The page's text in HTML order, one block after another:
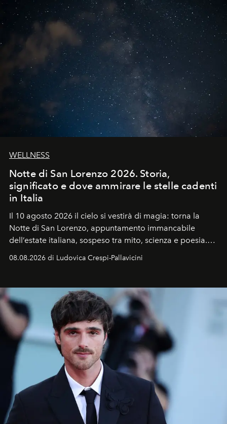
WELLNESS
Notte di San Lorenzo 2026. Storia,
significato e dove ammirare le stelle cadenti
in Italia
Il 10 agosto 2026 il cielo si vestirà di magia: torna la
Notte di San Lorenzo, appuntamento immancabile
dell’estate italiana, sospeso tra mito, scienza e poesia.
Sarà il momento in cui gli occhi si alzano verso la volta
celeste per seguire il passaggio delle
all’universo i desideri più segreti
08.08.2026 di Ludovica Crespi-Pallavicini